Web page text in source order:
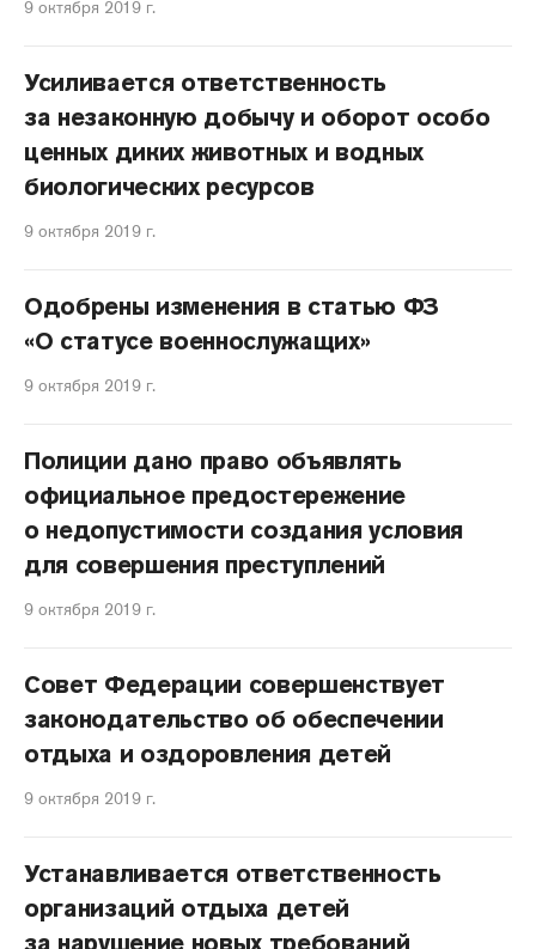
9 октября 2019 г.
Усиливается ответственность
за незаконную добычу и оборот особо
ценных диких животных и водных
биологических ресурсов
9 октября 2019 г.
Одобрены изменения в статью ФЗ
«О статусе военнослужащих»
9 октября 2019 г.
Полиции дано право объявлять
официальное предостережение
о недопустимости создания условия
для совершения преступлений
9 октября 2019 г.
Совет Федерации совершенствует
законодательство об обеспечении
отдыха и оздоровления детей
9 октября 2019 г.
Устанавливается ответственность
организаций отдыха детей